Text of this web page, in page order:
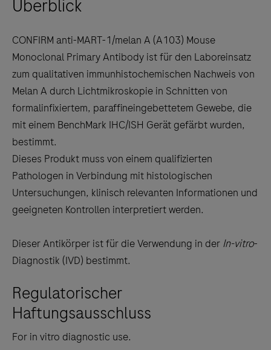
arrow
to
scroll
between
the
tabs
Überblick
CONFIRM anti-MART-1/melan A (A103) Mouse
Monoclonal Primary Antibody ist für den Laboreinsatz
zum qualitativen immunhistochemischen Nachweis von
Melan A durch Lichtmikroskopie in Schnitten von
formalinfixiertem, paraffineingebettetem Gewebe, die
mit einem BenchMark IHC/ISH Gerät gefärbt wurden,
bestimmt.
Dieses Produkt muss von einem qualifizierten
Pathologen in Verbindung mit histologischen
Untersuchungen, klinisch relevanten Informationen und
geeigneten Kontrollen interpretiert werden.
Dieser Antikörper ist für die Verwendung in der In-vitro-
Diagnostik (IVD) bestimmt.
Regulatorischer
Haftungsausschluss
For in vitro diagnostic use.